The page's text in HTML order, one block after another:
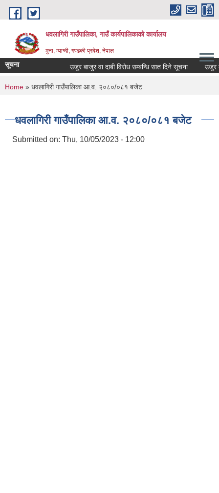
Skip to main content
धवलागिरी गाउँपालिका, गाउँ कार्यपालिकाको कार्यालय
मुना, म्याग्दी, गण्डकी प्रदेश, नेपाल
सूचना उजुर बाजुर वा दाबी विरोध सम्बन्धि सात दिने सूचना उजुर
You are here
Home » धवलागिरी गाउँपालिका आ.व. २०८०/०८१ बजेट
धवलागिरी गाउँपालिका आ.व. २०८०/०८१ बजेट
Submitted on: Thu, 10/05/2023 - 12:00